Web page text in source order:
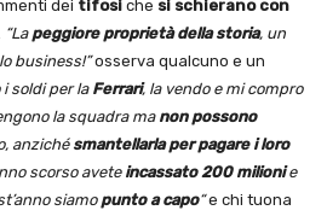
dei tifosi che si schierano con
“La peggiore proprietà della storia, un
business!”osserva qualcuno e un
i soldi per la Ferrari, la vendo e mi compro
la squadra ma non possono
anzichésmantellarla per pagare i loro
scorso avete incassato 200 milionie
siamo punto a capo“e chi tuona